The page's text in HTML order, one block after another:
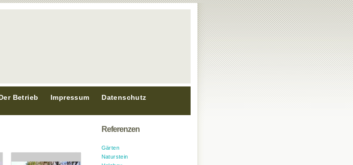
Betrieb Impressum Datenschutz
Referenzen
Gärten
Naturstein